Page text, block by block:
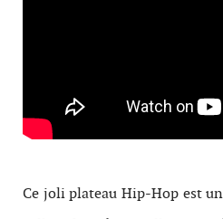
Ce joli plateau Hip-Hop est